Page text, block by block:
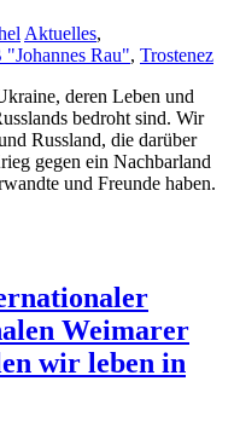
Aktuelles,
Rau", Trostenez
deren Leben und
bedroht sind. Wir
Russland, die darüber
gegen ein Nachbarland
und Freunde haben.
Weimarer
wir leben in